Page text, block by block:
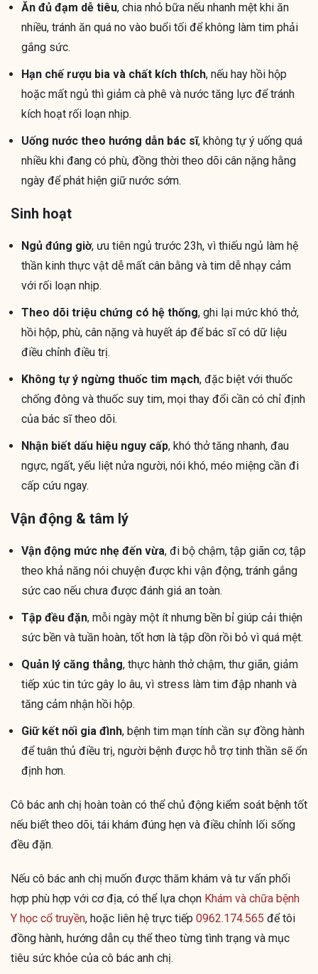
Ăn đủ đạm dễ tiêu, chia nhỏ bữa nếu nhanh mệt khi ăn
nhiều, tránh ăn quá no vào buổi tối để không làm tim phải
gắng sức.
Hạn chế rượu bia và chất kích thích, nếu hay hồi hộp
hoặc mất ngủ thì giảm cà phê và nước tăng lực để tránh
kích hoạt rối loạn nhịp.
Uống nước theo hướng dẫn bác sĩ, không tự ý uống quá
nhiều khi đang có phù, đồng thời theo dõi cân nặng hằng
ngày để phát hiện giữ nước sớm.
Sinh hoạt
Ngủ đúng giờ, ưu tiên ngủ trước 23h, vì thiếu ngủ làm hệ
thần kinh thực vật dễ mất cân bằng và tim dễ nhạy cảm
với rối loạn nhịp.
Theo dõi triệu chứng có hệ thống, ghi lại mức khó thở,
hồi hộp, phù, cân nặng và huyết áp để bác sĩ có dữ liệu
điều chỉnh điều trị.
Không tự ý ngừng thuốc tim mạch, đặc biệt với thuốc
chống đông và thuốc suy tim, mọi thay đổi cần có chỉ định
của bác sĩ theo dõi.
Nhận biết dấu hiệu nguy cấp, khó thở tăng nhanh, đau
ngực, ngất, yếu liệt nửa người, nói khó, méo miệng cần đi
cấp cứu ngay.
Vận động & tâm lý
Vận động mức nhẹ đến vừa, đi bộ chậm, tập giãn cơ, tập
theo khả năng nói chuyện được khi vận động, tránh gắng
sức cao nếu chưa được đánh giá an toàn.
Tập đều đặn, mỗi ngày một ít nhưng bền bỉ giúp cải thiện
sức bền và tuần hoàn, tốt hơn là tập dồn rồi bỏ vì quá mệt.
Quản lý căng thẳng, thực hành thở chậm, thư giãn, giảm
tiếp xúc tin tức gây lo âu, vì stress làm tim đập nhanh và
tăng cảm nhận hồi hộp.
Giữ kết nối gia đình, bệnh tim mạn tính cần sự đồng hành
để tuân thủ điều trị, người bệnh được hỗ trợ tinh thần sẽ ổn
định hơn.
Cô bác anh chị hoàn toàn có thể chủ động kiểm soát bệnh tốt
nếu biết theo dõi, tái khám đúng hẹn và điều chỉnh lối sống
đều đặn.
Nếu cô bác anh chị muốn được thăm khám và tư vấn phối
hợp phù hợp với cơ địa, có thể lựa chọn Khám và chữa bệnh
Y học cổ truyền, hoặc liên hệ trực tiếp 0962.174.565 để tôi
đồng hành, hướng dẫn cụ thể theo từng tình trạng và mục
tiêu sức khỏe của cô bác anh chị.